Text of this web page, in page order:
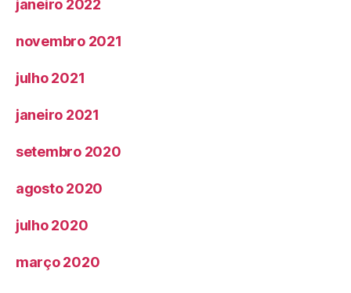
janeiro 2022
novembro 2021
julho 2021
janeiro 2021
setembro 2020
agosto 2020
julho 2020
março 2020